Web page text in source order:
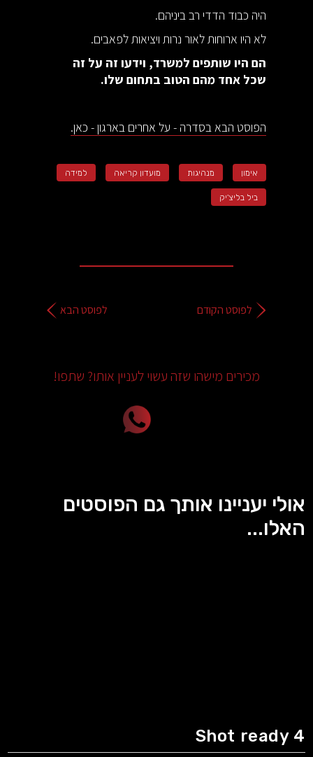
היה כבוד הדדי רב ביניהם.
לא היו ארוחות לאור נרות ויציאות לפאבים.
הם היו שותפים למשרד, וידעו זה על זה
שכל אחד מהם הטוב בתחום שלו.
הפוסט הבא בסדרה - על אחרים בארגון - כאן.
אימון מנהיגות מועדון קריאה למידה
ביל בליצ'יק
לפוסט הקודם לפוסט הבא
מכירים מישהו שזה עשוי לעניין אותו? שתפו!
אולי יעניינו אותך גם הפוסטים
האלו...
Shot ready 4